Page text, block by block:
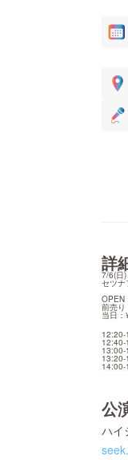
詳
7/6(日
セツナ
OPEN
前売
当日
12:20-
12:40-
13:00-
13:20-
14:00-
公
ハイ